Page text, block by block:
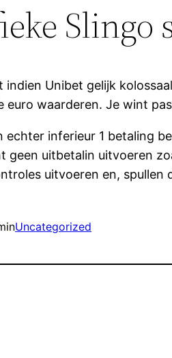
Slingo
indien Unibet gelijk
euro waarderen. Je wint
echter inferieur 1 betaling
geen uitbetalin uitvoeren
uitvoeren en,
Uncategorized